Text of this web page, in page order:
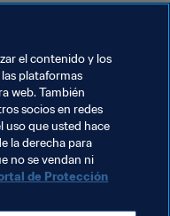
declaró William
y Comunicación
"Ha sido una
orgullosos a todos
Rica, donde la
Puedes seguir las
el contenido y los
plataformas
web. También
socios en redes
uso que usted hace
la derecha para
no se vendan ni
de Protección